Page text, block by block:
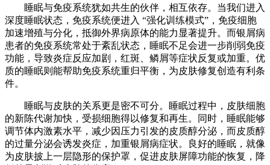
睡眠与免疫系统犹如共生的伙伴，相互依存。当我们进入
深度睡眠状态，免疫系统便进入 “强化训练模式”，免疫细胞
加速增殖与分化，抵御外界病原体的能力显著提升。而银屑病
患者的免疫系统常处于紊乱状态，睡眠不足会进一步削弱免疫
功能，导致炎症反应加剧，红斑、鳞屑等症状反复或加重。优
质的睡眠则能帮助免疫系统重归平衡，为皮肤修复创造有利条
件。​
睡眠与皮肤的关系更是密不可分。睡眠过程中，皮肤细胞
的新陈代谢加快，受损细胞得以修复和再生。同时，睡眠能够
调节体内激素水平，减少因压力引发的皮质醇分泌，而皮质醇
的过量分泌会诱发炎症，加重银屑病症状。良好的睡眠，就像
为皮肤披上一层隐形的保护罩，促进皮肤屏障功能的恢复，降